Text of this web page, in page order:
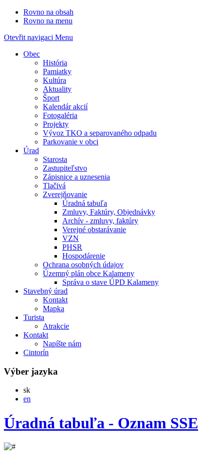
Rovno na obsah
Rovno na menu
Otevřit navigaci Menu
Obec
História
Pamiatky
Kultúra
Aktuality
Šport
Kalendár akcií
Fotogaléria
Projekty
Vývoz TKO a separovaného odpadu
Parkovanie v obci
Úrad
Starosta
Zastupiteľstvo
Zápisnice a uznesenia
Tlačivá
Zverejňovanie
Úradná tabuľa
Zmluvy, Faktúry, Objednávky
Archív - zmluvy, faktúry
Verejné obstarávanie
VZN
PHSR
Hospodárenie
Ochrana osobných údajov
Územný plán obce Kalameny
Správa o stave ÚPD Kalameny
Stavebný úrad
Kontakt
Mapka
Turista
Atrakcie
Kontakt
Napíšte nám
Cintorín
Výber jazyka
skSlovensky
en
Úradná tabuľa - Oznam SSE